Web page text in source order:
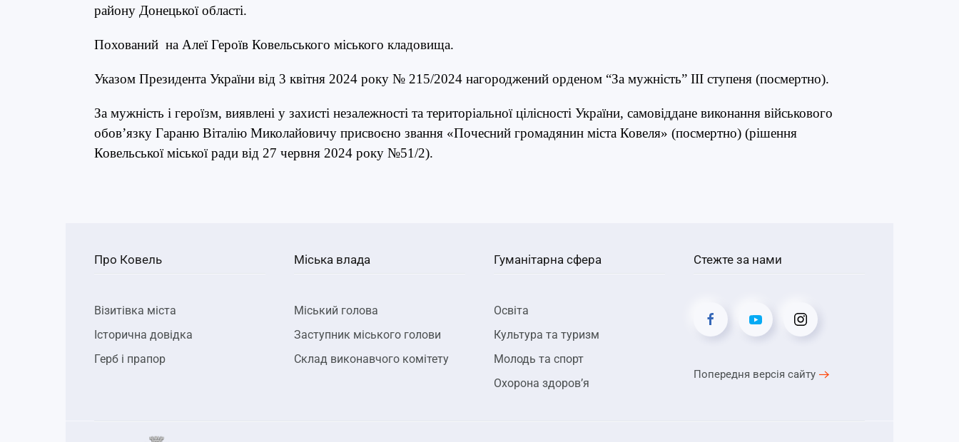
району Донецької області.
Похований на Алеї Героїв Ковельського міського кладовища.
Указом Президента України від 3 квітня 2024 року № 215/2024 нагороджений орденом “За мужність” ІІІ ступеня (посмертно).
За мужність і героїзм, виявлені у захисті незалежності та територіальної цілісності України, самовіддане виконання військового
обов’язку Гараню Віталію Миколайовичу присвоєно звання «Почесний громадянин міста Ковеля» (посмертно) (рішення
Ковельської міської ради від 27 червня 2024 року №51/2).
Про Ковель
Візитівка міста
Історична довідка
Герб і прапор
Міська влада
Міський голова
Заступник міського голови
Склад виконавчого комітету
Гуманітарна сфера
Освіта
Культура та туризм
Молодь та спорт
Охорона здоров’я
Стежте за нами
Попередня версія сайту